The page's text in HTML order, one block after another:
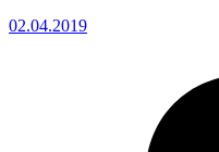
02.04.2019